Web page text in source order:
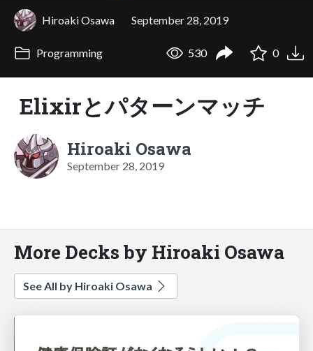
Hiroaki Osawa September 28, 2019
Programming 530 0
Elixirとパターンマッチ
Hiroaki Osawa
September 28, 2019
More Decks by Hiroaki Osawa
See All by Hiroaki Osawa